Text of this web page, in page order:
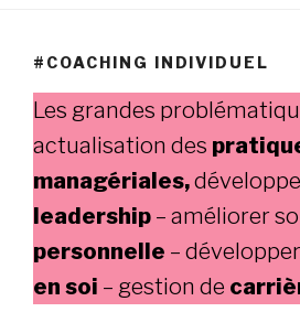
#COACHING INDIVIDUEL
Les grandes
actualisation des
managériales,
leadership – améliorer
personnelle –
en soi – gestion de